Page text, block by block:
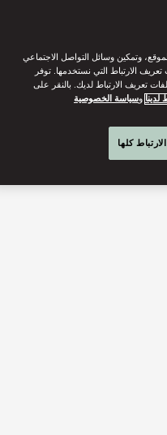
وتمكين وسائل التواصل الاجتماعي
الارتباط التي نستخدمها. توفر
تعريف الارتباط لديك. بالنقر على
وسياسة الخصوصية
كلها